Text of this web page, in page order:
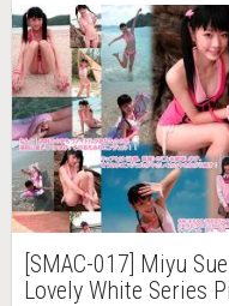
[SMAC-017] Miyu
Lovely White Series